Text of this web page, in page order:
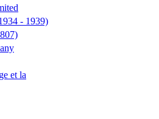
- 1939)
et la